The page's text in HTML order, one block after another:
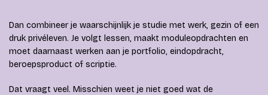
Dan combineer je waarschijnlijk je studie met werk, gezin of een
druk privéleven. Je volgt lessen, maakt moduleopdrachten en
moet daarnaast werken aan je portfolio, eindopdracht,
beroepsproduct of scriptie.
Dat vraagt veel. Misschien weet je niet goed wat de